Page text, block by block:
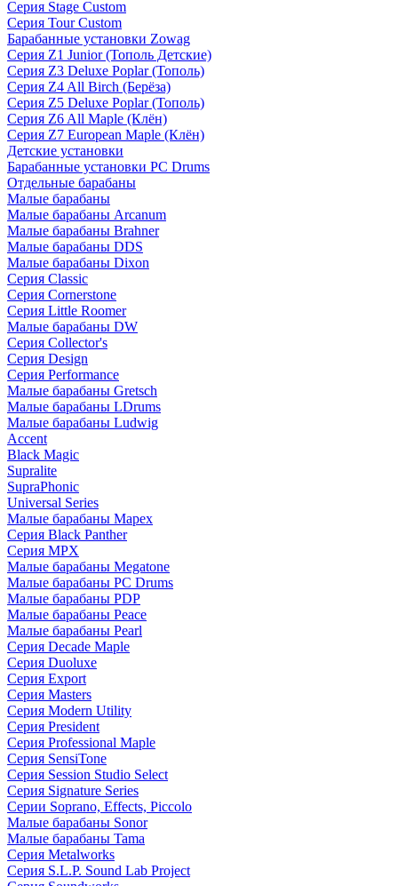
Серия Stage Custom
Серия Tour Custom
Барабанные установки Zowag
Серия Z1 Junior (Тополь Детские)
Серия Z3 Deluxe Poplar (Тополь)
Серия Z4 All Birch (Берёза)
Серия Z5 Deluxe Poplar (Тополь)
Серия Z6 All Maple (Клён)
Серия Z7 European Maple (Клён)
Детские установки
Барабанные установки PC Drums
Отдельные барабаны
Малые барабаны
Малые барабаны Arcanum
Малые барабаны Brahner
Малые барабаны DDS
Малые барабаны Dixon
Серия Classic
Серия Cornerstone
Серия Little Roomer
Малые барабаны DW
Серия Collector's
Серия Design
Серия Performance
Малые барабаны Gretsch
Малые барабаны LDrums
Малые барабаны Ludwig
Accent
Black Magic
Supralite
SupraPhonic
Universal Series
Малые барабаны Mapex
Серия Black Panther
Серия MPX
Малые барабаны Megatone
Малые барабаны PC Drums
Малые барабаны PDP
Малые барабаны Peace
Малые барабаны Pearl
Серия Decade Maple
Серия Duoluxe
Серия Export
Серия Masters
Серия Modern Utility
Серия President
Серия Professional Maple
Серия SensiTone
Серия Session Studio Select
Серия Signature Series
Серии Soprano, Effects, Piccolo
Малые барабаны Sonor
Малые барабаны Tama
Серия Metalworks
Серия S.L.P. Sound Lab Project